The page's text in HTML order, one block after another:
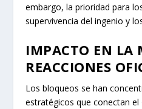
embargo, la prioridad para
supervivencia del ingenio y
IMPACTO EN LA
REACCIONES
Los bloqueos se han
estratégicos que conectan el